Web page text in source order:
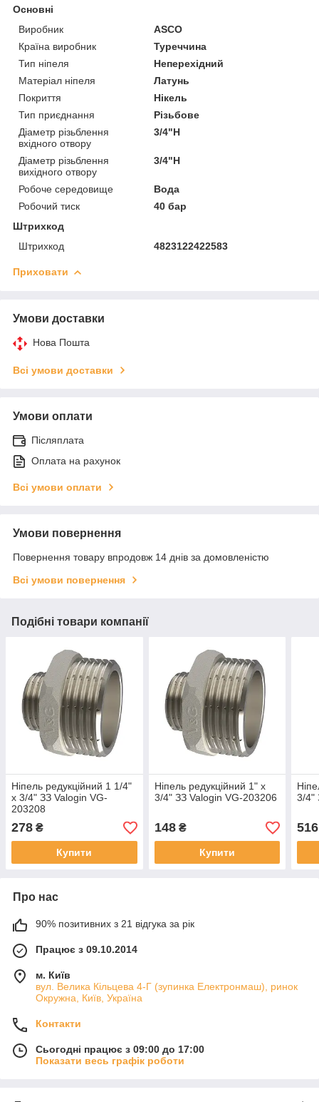
Основні
Виробник
ASCO
Країна виробник
Туреччина
Тип ніпеля
Неперехідний
Матеріал ніпеля
Латунь
Покриття
Нікель
Тип приєднання
Різьбове
Діаметр різьблення
вхідного отвору
3/4"Н
Діаметр різьблення
вихідного отвору
3/4"Н
Робоче середовище
Вода
Робочий тиск
40 бар
Штрихкод
Штрихкод
4823122422583
Приховати
Умови доставки
Нова Пошта
Всі умови доставки
Умови оплати
Післяплата
Оплата на рахунок
Всі умови оплати
Умови повернення
Повернення товару впродовж 14 днів за домовленістю
Всі умови повернення
Подібні товари компанії
Ніпель редукційний 1 1/4"
х 3/4" ЗЗ Valogin VG-
203208
278 ₴
Купити
Ніпель редукційний 1" x
3/4" ЗЗ Valogin VG-203206
148₴
Купити
3/4"
516
Про нас
90% позитивних з 21 відгука за рік
Працює з 09.10.2014
м. Київ
вул. Велика Кільцева 4-Г (зупинка Електронмаш), ринок
Окружна, Київ, Україна
Контакти
Сьогодні працює з 09:00 до 17:00
Показати весь графік роботи